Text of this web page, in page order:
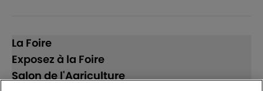
La Foire
Exposez à la Foire
Salon de l'Agriculture